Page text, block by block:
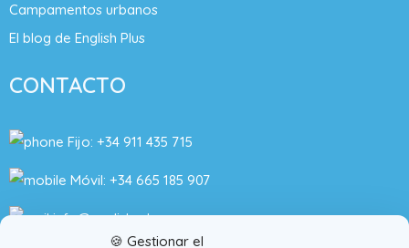
🍪 Gestionar el
Campamentos urbanos
El blog de English Plus
CONTACTO
Fijo: +34 911 435 715
Móvil: +34 665 185 907
info@english-plus.es